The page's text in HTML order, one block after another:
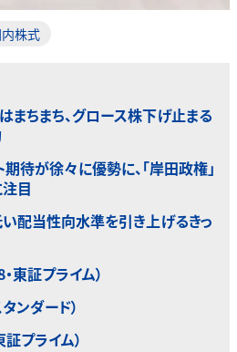
株式
まちまち、グロース株下げ止まる
待が徐々に優勢に、「岸田政権」
目
配当性向水準を引き上げるきっ
東証プライム）
ンダード）
プライム）